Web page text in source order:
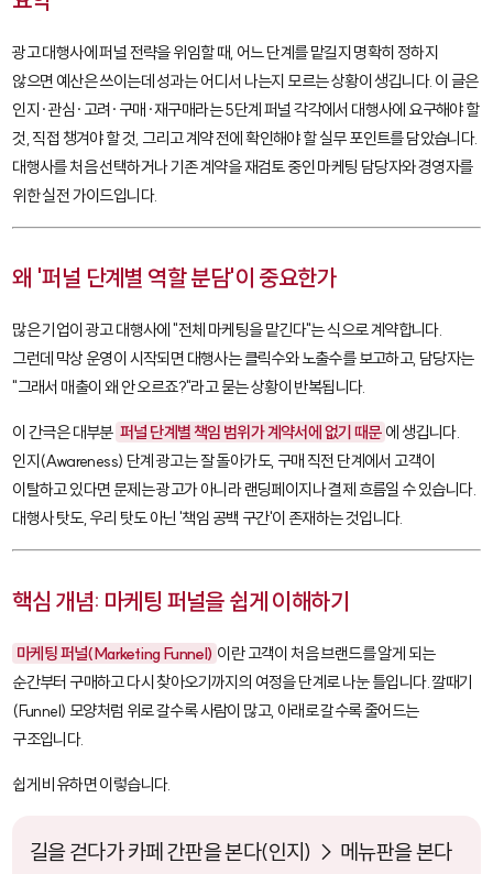
광고 대행사에 퍼널 전략을 위임할 때, 어느 단계를 맡길지 명확히 정하지
않으면 예산은 쓰이는데 성과는 어디서 나는지 모르는 상황이 생깁니다. 이 글은
인지·관심·고려·구매·재구매라는 5단계 퍼널 각각에서 대행사에 요구해야 할
것, 직접 챙겨야 할 것, 그리고 계약 전에 확인해야 할 실무 포인트를 담았습니다.
대행사를 처음 선택하거나 기존 계약을 재검토 중인 마케팅 담당자와 경영자를
위한 실전 가이드입니다.
왜 '퍼널 단계별 역할 분담'이 중요한가
많은 기업이 광고 대행사에 "전체 마케팅을 맡긴다"는 식으로 계약합니다.
그런데 막상 운영이 시작되면 대행사는 클릭수와 노출수를 보고하고, 담당자는
"그래서 매출이 왜 안 오르죠?"라고 묻는 상황이 반복됩니다.
이 간극은 대부분 퍼널 단계별 책임 범위가 계약서에 없기 때문 에 생깁니다.
인지(Awareness) 단계 광고는 잘 돌아가도, 구매 직전 단계에서 고객이
이탈하고 있다면 문제는 광고가 아니라 랜딩페이지나 결제 흐름일 수 있습니다.
대행사 탓도, 우리 탓도 아닌 '책임 공백 구간'이 존재하는 것입니다.
핵심 개념: 마케팅 퍼널을 쉽게 이해하기
마케팅 퍼널(Marketing Funnel) 이란 고객이 처음 브랜드를 알게 되는
순간부터 구매하고 다시 찾아오기까지의 여정을 단계로 나눈 틀입니다. 깔때기
(Funnel) 모양처럼 위로 갈수록 사람이 많고, 아래로 갈수록 줄어드는
구조입니다.
쉽게 비유하면 이렇습니다.
길을 걷다가 카페 간판을 본다(인지) → 메뉴판을 본다